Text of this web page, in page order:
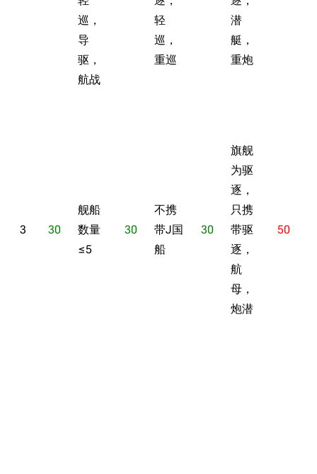
巡，
导
驱，
航战
轻
巡，
重巡
潜
艇，
重炮
3 30
舰船
数量
≤5
30
不携
带J国
船
30
旗舰
为驱
逐，
只携
带驱
逐，
航
母，
炮潜
50